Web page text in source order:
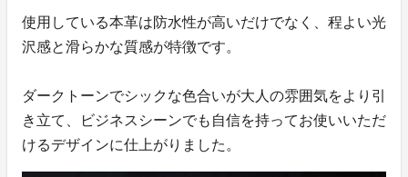
使用している本革は防水性が高いだけでなく、程よい光
沢感と滑らかな質感が特徴です。
ダークトーンでシックな色合いが大人の雰囲気をより引
き立て、ビジネスシーンでも自信を持ってお使いいただ
けるデザインに仕上がりました。